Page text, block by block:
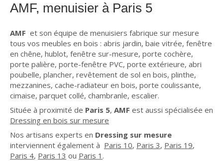
AMF, menuisier à Paris 5
AMF et son équipe de menuisiers fabrique sur mesure
tous vos meubles en bois : abris jardin, baie vitrée, fenêtre
en chêne, hublot, fenêtre sur-mesure, porte cochère,
porte palière, porte-fenêtre PVC, porte extérieure, abri
poubelle, plancher, revêtement de sol en bois, plinthe,
mezzanines, cache-radiateur en bois, porte coulissante,
cimaise, parquet collé, chambranle, escalier.
Située à proximité de Paris 5, AMF est aussi spécialisée en
Dressing en bois sur mesure
Nos artisans experts en Dressing sur mesure
interviennent également à Paris 10, Paris 3, Paris 19,
Paris 4, Paris 13 ou Paris 1 .